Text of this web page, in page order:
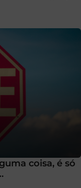
coisa, é só